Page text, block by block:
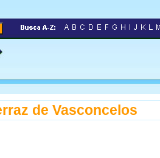
de Vasconcelos